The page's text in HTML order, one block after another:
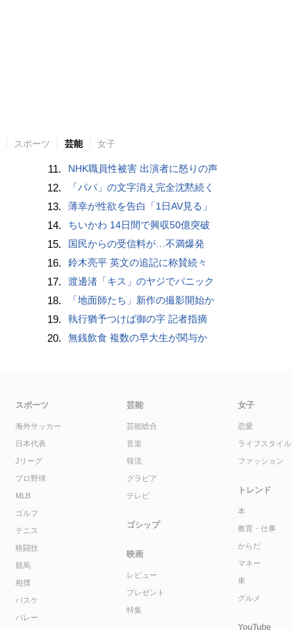
スポーツ 芸能 女子
11. NHK職員性被害 出演者に怒りの声
12. 「パパ」の文字消え完全沈黙続く
13. 薄幸が性欲を告白「1日AV見る」
14. ちいかわ 14日間で興収50億突破
15. 国民からの受信料が…不満爆発
16. 鈴木亮平 英文の追記に称賛続々
17. 渡邊渚「キス」のヤジでパニック
18. 「地面師たち」新作の撮影開始か
19. 執行猶予つけば御の字 記者指摘
20. 無銭飲食 複数の早大生が関与か
スポーツ
海外サッカー
日本代表
Jリーグ
プロ野球
MLB
ゴルフ
テニス
格闘技
競馬
相撲
バスケ
バレー
芸能
芸能総合
音楽
韓流
グラビア
テレビ
ゴシップ
映画
レビュー
プレゼント
特集
女子
恋愛
ライフスタイル
ファッション
トレンド
本
教育・仕事
からだ
マネー
車
グルメ
YouTube